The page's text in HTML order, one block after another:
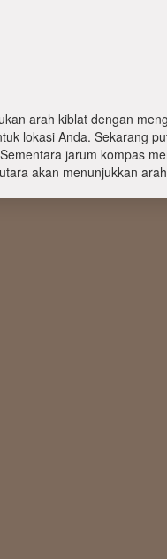
arah kiblat dengan
lokasi Anda. Sekarang
jarum kompas
akan menunjukkan